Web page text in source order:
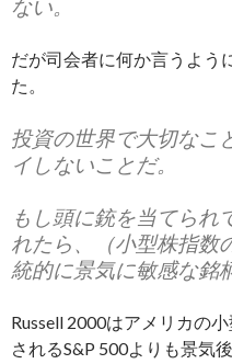
ない。
だが司会者に何か言うよう
た。
投資の世界で大切なこ
イしないことだ。
もし頭に銃を当てられ
れたら、（小型株指数
統的に景気に敏感な銘
Russell 2000はアメリカの
されるS&P 500よりも景気